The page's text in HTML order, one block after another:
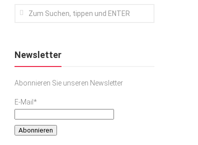
Newsletter
Abonnieren Sie unseren Newsletter
E-Mail*